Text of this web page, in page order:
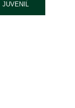
JUVENIL